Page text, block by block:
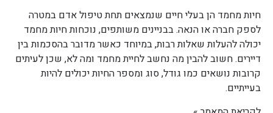
חיות מחמד הן בעלי חיים שנמצאים תחת טיפול אדם במטרה
לספק חברה או הנאה. בבניינים משותפים, נוכחות חיות מחמד
יכולה להעלות שאלות רבות, במיוחד כאשר מדובר בהסכמות בין
דיירים. חשוב להבין מה נחשב לחיית מחמד ומה לא, שכן לעיתים
קרובות נושאים כמו גודל, סוג ומספר החיות יכולים להיות
בעייתיים.